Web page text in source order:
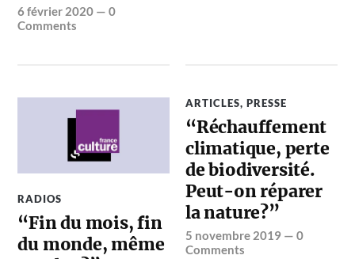
6 février 2020 —0
Comments
RADIOS
“Fin du mois, fin
du monde, même
ARTICLES,PRESSE
“Réchauffement
climatique, perte
de biodiversité.
Peut-on réparer
la nature?”
5 novembre 2019 —0
Comments